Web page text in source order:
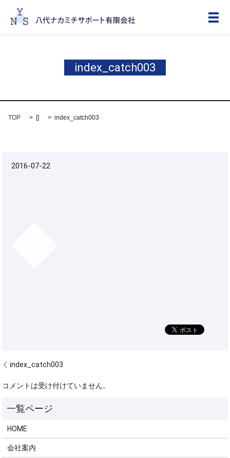
メ
index_catch003
TOP [] index_catch003
2016-07-22
index_catch003
コメントは受け付けていません。
HOME
会社案内